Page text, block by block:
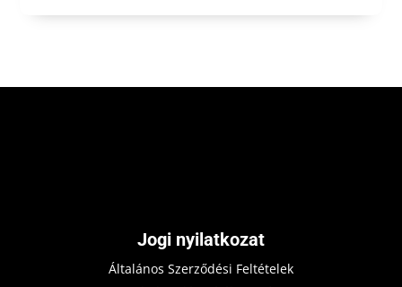
Jogi nyilatkozat
Általános Szerződési Feltételek